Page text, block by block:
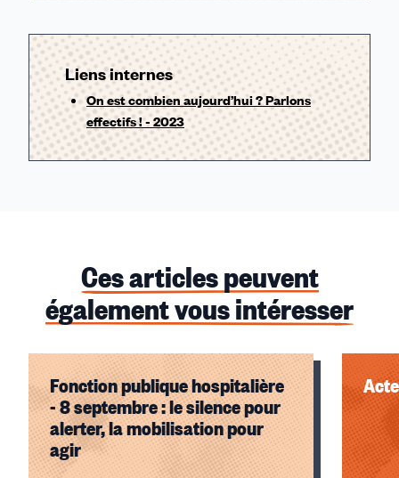
Liens internes
On est combien aujourd’hui ? Parlons
effectifs ! - 2023
Ces articles peuvent
également vous intéresser
Fonction publique hospitalière
- 8 septembre : le silence pour
alerter, la mobilisation pour
agir